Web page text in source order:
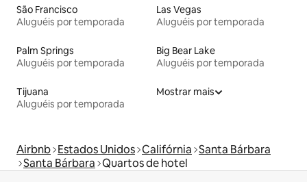
São Francisco
Aluguéis por temporada
Las Vegas
Aluguéis por temporada
Palm Springs
Aluguéis por temporada
Big Bear Lake
Aluguéis por temporada
Tijuana
Aluguéis por temporada
Mostrar mais
Airbnb Estados Unidos Califórnia Santa Bárbara
Santa Bárbara Quartos de hotel